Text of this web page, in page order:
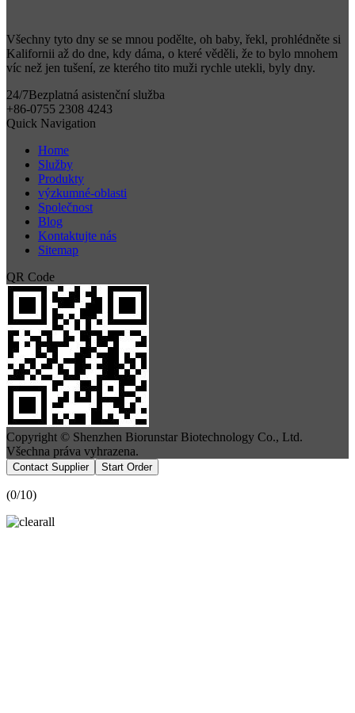
Všechny tyto dny se se mnou podělte, oh baby, řekl, prohlédněte si
Kalifornii až do dne, kdy dáma, o které věděli, že to bylo mnohem
víc než jen tušení, ze kterého tito muži rychle utekli, byly dny.
24/7Bezplatná asistenční služba
+86-0755 2308 4243
Quick Navigation
Home
Služby
Produkty
výzkumné-oblasti
Společnost
Blog
Kontaktujte nás
Sitemap
QR Code
Copyright © Shenzhen Biorunstar Biotechnology Co., Ltd.
Všechna práva vyhrazena.
Contact Supplier Start Order
(0/10)